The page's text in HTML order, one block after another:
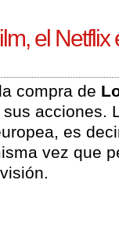
el Netflix
compra de
acciones.
es
vez que